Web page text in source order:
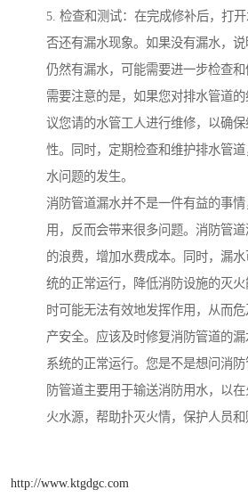
5. 检查和测试：在完成修补后，打
否还有漏水现象。如果没有漏水，
仍然有漏水，可能需要进一步检查和
需要注意的是，如果您对排水管道
议您请的水管工人进行维修，以确
性。同时，定期检查和维护排水管
水问题的发生。
消防管道漏水并不是一件有益的事
用，反而会带来很多问题。消防管
的浪费，增加水费成本。同时，漏
统的正常运行，降低消防设施的灭
时可能无法有效地发挥作用，从而
产安全。应该及时修复消防管道的
系统的正常运行。您是不是想问消
防管道主要用于输送消防用水，以
火水源，帮助扑灭火情，保护人员和
http://www.ktgdgc.com